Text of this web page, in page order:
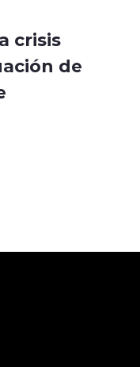
crisis
de